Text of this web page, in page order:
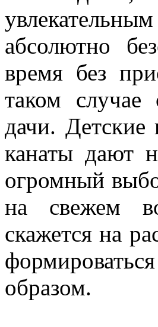
абсолютно
время без
таком случае
дачи. Детские
канаты дают
огромный
на свежем
скажется на
образом.